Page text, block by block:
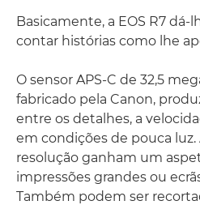
Basicamente, a EOS R7 dá-
contar histórias como lhe
O sensor APS-C de 32,5
fabricado pela Canon,
entre os detalhes, a
em condições de pouca luz.
resolução ganham um
impressões grandes ou
Também podem ser